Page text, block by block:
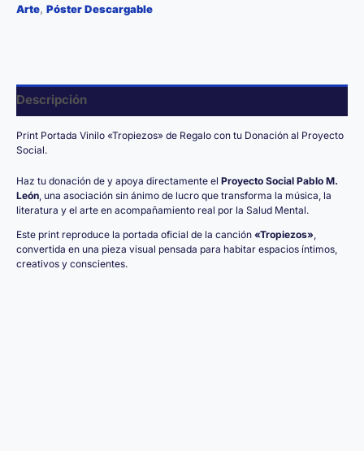
Arte, Póster Descargable
Descripción
Print Portada Vinilo «Tropiezos» de Regalo con tu Donación al Proyecto
Social.
Haz tu donación de y apoya directamente el Proyecto Social Pablo M.
León, una asociación sin ánimo de lucro que transforma la música, la
literatura y el arte en acompañamiento real por la Salud Mental.
Este print reproduce la portada oficial de la canción «Tropiezos»,
convertida en una pieza visual pensada para habitar espacios íntimos,
creativos y conscientes.